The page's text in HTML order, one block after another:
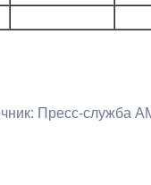
Пресс-служба